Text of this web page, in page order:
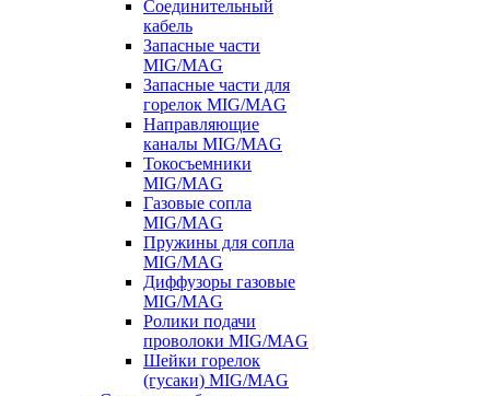
Соединительный
кабель
Запасные части
MIG/MAG
Запасные части для
горелок MIG/MAG
Направляющие
каналы MIG/MAG
Токосъемники
MIG/MAG
Газовые сопла
MIG/MAG
Пружины для сопла
MIG/MAG
Диффузоры газовые
MIG/MAG
Ролики подачи
проволоки MIG/MAG
Шейки горелок
(гусаки) MIG/MAG